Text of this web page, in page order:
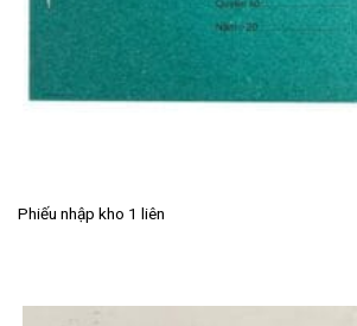
Phiếu nhập kho 1 liên